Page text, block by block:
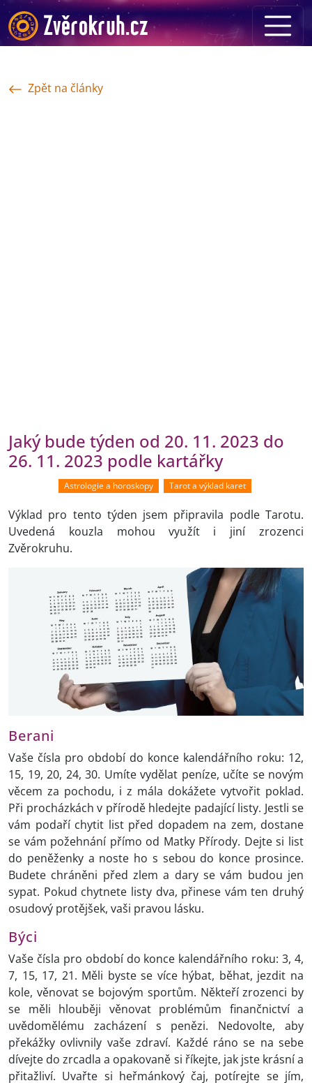
Zpět na články
Jaký bude týden od 20. 11. 2023 do
26. 11. 2023 podle kartářky
Astrologie a horoskopy Tarot a výklad karet
Výklad pro tento týden jsem připravila podle Tarotu.
Uvedená kouzla mohou využít i jiní zrozenci
Zvěrokruhu.
Berani
Vaše čísla pro období do konce kalendářního roku: 12,
15, 19, 20, 24, 30. Umíte vydělat peníze, učíte se novým
věcem za pochodu, i z mála dokážete vytvořit poklad.
Při procházkách v přírodě hledejte padající listy. Jestli se
vám podaří chytit list před dopadem na zem, dostane
se vám požehnání přímo od Matky Přírody. Dejte si list
do peněženky a noste ho s sebou do konce prosince.
Budete chráněni před zlem a dary se vám budou jen
sypat. Pokud chytnete listy dva, přinese vám ten druhý
osudový protějšek, vaši pravou lásku.
Býci
Vaše čísla pro období do konce kalendářního roku: 3, 4,
7, 15, 17, 21. Měli byste se více hýbat, běhat, jezdit na
kole, věnovat se bojovým sportům. Někteří zrozenci by
se měli hlouběji věnovat problémům finančnictví a
uvědomělému zacházení s penězi. Nedovolte, aby
překážky ovlivnily vaše zdraví. Každé ráno se na sebe
dívejte do zrcadla a opakovaně si říkejte, jak jste krásní a
přitažliví. Uvařte si heřmánkový čaj, potírejte se jím,